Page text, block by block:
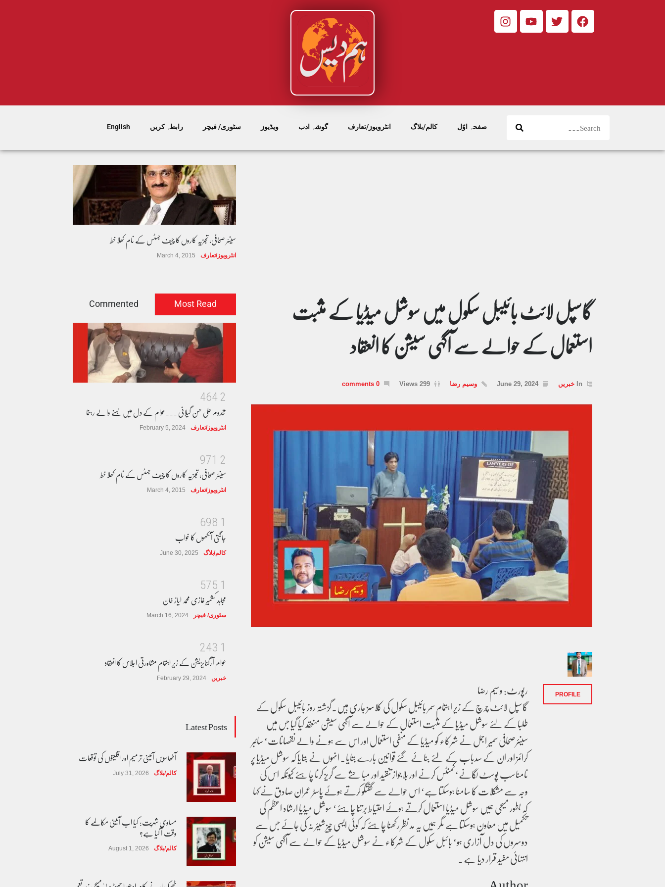
صفحہ اوّل کالم/بلاگ انٹرویوز/تعارف گوشہ ادب ویڈیوز سٹوری/ فیچر رابطہ کریں English
سینئر صحافی، تجزیہ کاروں کا چیف جسٹس کے نام کھلا خط
انٹرویوز/تعارف March 4, 2015
گاسپل لائٹ بائیبل سکول میں سوشل میڈیا کے مثبت
استعمال کے حوالے سے آگہی سیشن کا انعقاد
In خبریں June 29, 2024 وسیم رضا 299 Views
0 comments
رپورٹ: وسیم رضا
گاسپل لائٹ چرچ کے زیر اہتمام سمر بائیبل سکول کی کلاسز جاری ہیں۔گزشتہ روز بائیبل سکول کے
طلبا کے لئے سوشل میڈیا کے مثبت استعمال کے حوالے سے آگہی سیشن منعقد کیا گیا جس میں
سینئرصحافی سمیر اجمل نے شرکاء کو میڈیا کے منفی استعمال اور اس سے ہونے والے نقصانات‘ سائبر
کرائمز اور ان کے سدباب کے لئے بنائے گئے قوانین بارے بتایا۔ انہوں نے بتایا کہ سوشل میڈیا پر
نامناسب پوسٹ لگانے‘کمنٹس کرنے اور بلاجواز تنقید اور مباحثے سے گریز کرنا چاہئے کیونکہ اس کی
وجہ سے مشکلات کا سامنا ہوسکتا ہے‘ اس حوالے سے گفتگو کرتے ہوئے پاسٹر عمران صادق نے کہا
کہ بطور مسیحی ہمیں سوشل میڈیا استعمال کرتے ہوئے احتیاط برتنا چاہئے‘ سوشل میڈیا ارشاد اعظم کی
تکمیل میں معاون ہوسکتا ہے مگر ہمیں یہ مد نظر رکھنا چاہئے کہ کوئی ایسی چیز شیئر نہ کی جائے جس سے
دوسروں کی دل آزاری ہو‘ بائبل سکول کے شرکاء نے سوشل میڈیا کے حوالے سے آگہی سیشن کو
انتہائی مفید قرار دیا ہے۔
PROFILE
Most Read
Commented
2
4
6
4
مخدوم علی حسن گیلانی ۔۔۔عوام کے دل میں بسنے والے رہنما
انٹرویوز/تعارف February 5, 2024
2
1
7
9
سینئر صحافی، تجزیہ کاروں کا چیف جسٹس کے نام کھلا خط
انٹرویوز/تعارف March 4, 2015
1
8
9
6
جاگتی آنکھوں کا خواب
کالم/بلاگ June 30, 2025
1
5
7
5
مجاہد کشمیر غازی محمد ایاز خان
سٹوری/ فیچر March 16, 2024
1
3
4
2
عوام آرگنایزیشن کے زیر اہتمام مشاورتی اجلاس کا انعقاد
خبریں February 29, 2024
Latest Posts
آٹھاسویں آئینی ترمیم اور اقلیتوں کی توقعات
کالم/بلاگ July 31, 2026
مساوی شہریت: کیا اب آئینی مکالمے کا
وقت آ گیا ہے؟
کالم/بلاگ August 1, 2026